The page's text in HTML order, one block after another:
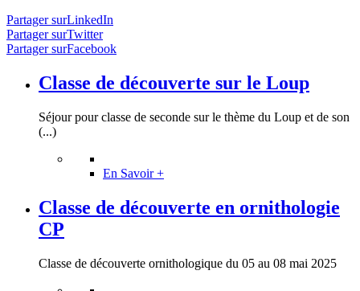
Partager surLinkedIn
Partager surTwitter
Partager surFacebook
Classe de découverte sur le Loup
Séjour pour classe de seconde sur le thème du Loup et de son
(...)
En Savoir +
Classe de découverte en ornithologie
CP
Classe de découverte ornithologique du 05 au 08 mai 2025